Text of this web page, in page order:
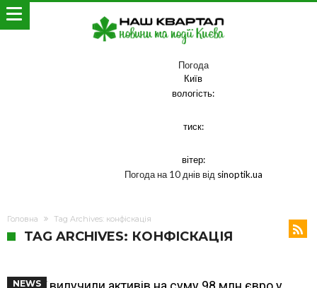
Погода
Київ
вологість:
тиск:
вітер:
Погода на 10 днів від sinoptik.ua
Головна Tag Archives: конфіскація
TAG ARCHIVES: КОНФІСКАЦІЯ
NEWS